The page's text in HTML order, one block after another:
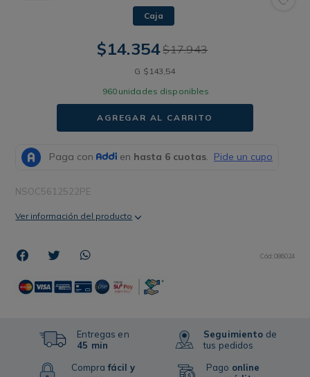
Caja
$14.354$17.943
G $ 143 54
960 unidades disponibles
AGREGAR AL CARRITO
NSOC5612522PE
Ver información del producto
Cód:086024
Entregas en
45 min
Comprafácil y
Seguimiento de
tus pedidos
Pago online